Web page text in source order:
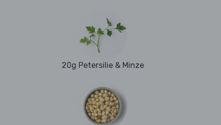
20g Petersilie & Minze